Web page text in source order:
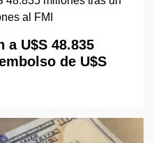
a U$S 48.835
de U$S